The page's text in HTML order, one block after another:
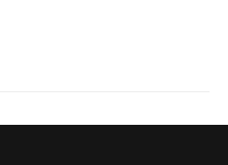
जरूरी है खान-पान का